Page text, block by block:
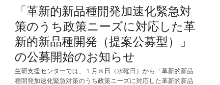
「革新的新品種開発加速化緊急対
策のうち政策ニーズに対応した革
新的新品種開発（提案公募型）」
の公募開始のお知らせ
生研支援センターでは、１月８日（水曜日）から「革新的新品
種開発加速化緊急対策のうち政策ニーズに対応した革新的新品